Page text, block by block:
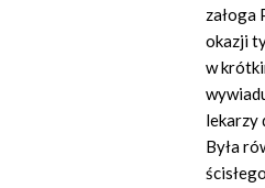
załoga
okazji
w
lekarzy
Była